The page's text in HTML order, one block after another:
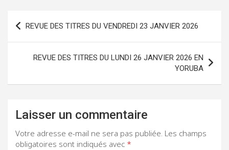
Navigation
de
l’article
REVUE DES TITRES DU VENDREDI 23 JANVIER 2026
REVUE DES TITRES DU LUNDI 26 JANVIER 2026 EN
YORUBA
Laisser un commentaire
Votre adresse e-mail ne sera pas publiée. Les champs
obligatoires sont indiqués avec *